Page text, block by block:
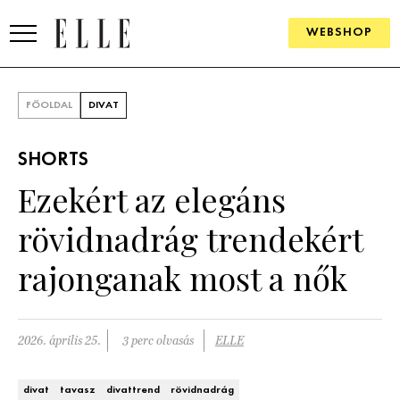
WEBSHOP
SZÉPSÉG
PSZICHÉ
ÉLETMÓD
PÁRKAPCSOLAT
FŐOLDAL DIVAT
SHORTS
Ezekért az elegáns
rövidnadrág trendekért
rajonganak most a nők
2026. április 25. 3 perc olvasás ELLE
divat tavasz divattrend rövidnadrág